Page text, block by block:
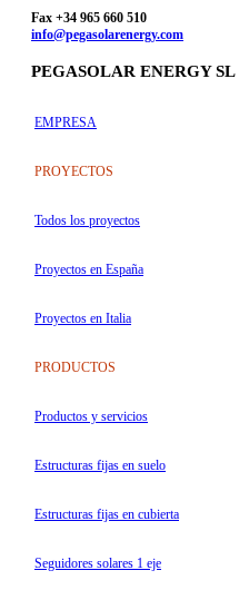
Fax +34 965 660 510
info@pegasolarenergy.com
PEGASOLAR ENERGY SL
EMPRESA
PROYECTOS
Todos los proyectos
Proyectos en España
Proyectos en Italia
PRODUCTOS
Productos y servicios
Estructuras fijas en suelo
Estructuras fijas en cubierta
Seguidores solares 1 eje